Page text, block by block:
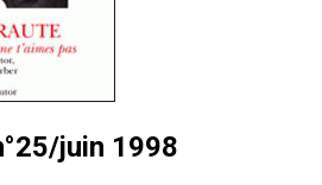
juin 1998